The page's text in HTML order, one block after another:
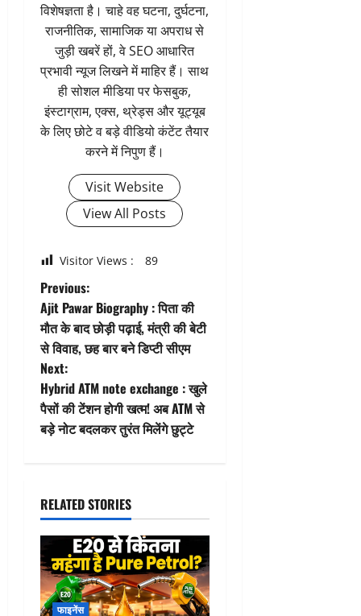
विशेषज्ञता है। चाहे वह घटना, दुर्घटना,
राजनीतिक, सामाजिक या अपराध से
जुड़ी खबरें हों, वे SEO आधारित
प्रभावी न्यूज लिखने में माहिर हैं। साथ
ही सोशल मीडिया पर फेसबुक,
इंस्टाग्राम, एक्स, थ्रेड्स और यूट्यूब
के लिए छोटे व बड़े वीडियो कंटेंट तैयार
करने में निपुण हैं।
Visit Website
View All Posts
Visitor Views : 89
P
o
s
t
n
v
i
g
a
Previous:
Ajit Pawar Biography : पिता की
मौत के बाद छोड़ी पढ़ाई, मंत्री की बेटी
से विवाह, छह बार बने डिप्टी सीएम
Next:
Hybrid ATM note exchange : खुले
पैसों की टेंशन होगी खत्म! अब ATM से
बड़े नोट बदलकर तुरंत मिलेंगे छुट्टे
RELATED STORIES
फाइनेंस